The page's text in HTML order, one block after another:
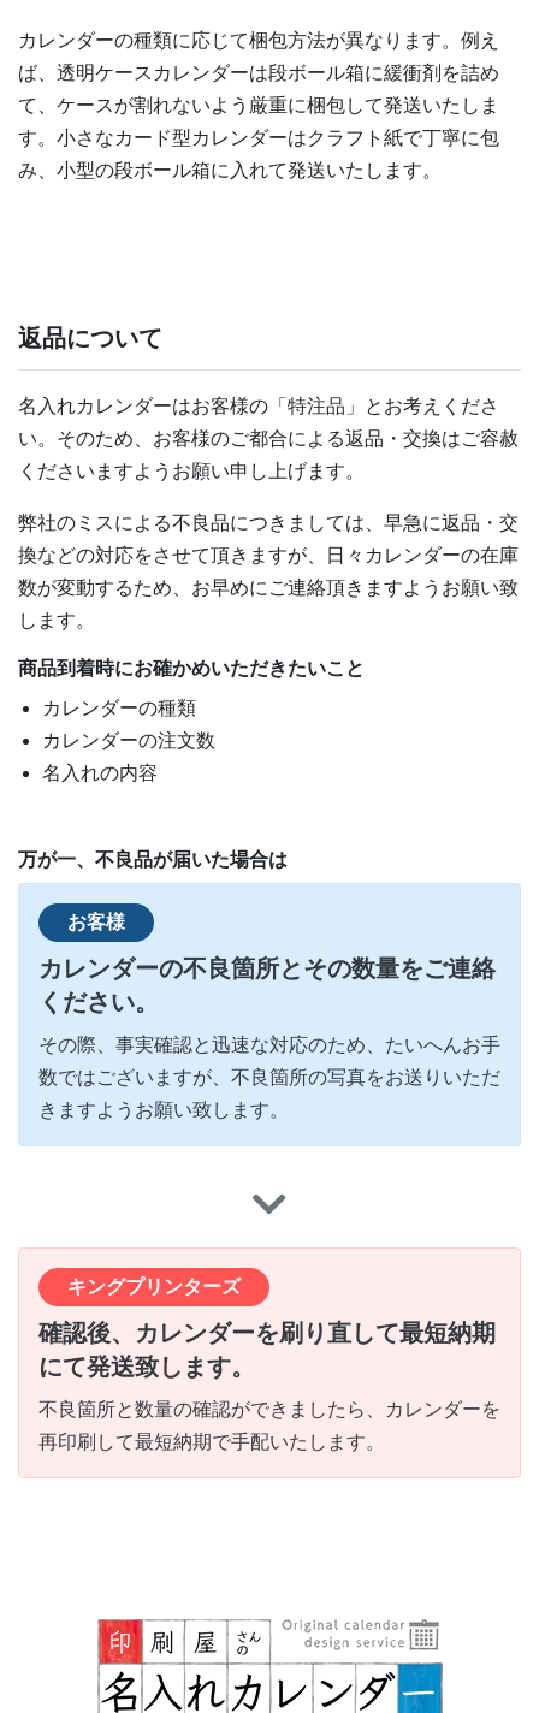
カレンダーの種類に応じて梱包方法が異なります。例え
ば、透明ケースカレンダーは段ボール箱に緩衝剤を詰め
て、ケースが割れないよう厳重に梱包して発送いたしま
す。小さなカード型カレンダーはクラフト紙で丁寧に包
み、小型の段ボール箱に入れて発送いたします。
返品について
名入れカレンダーはお客様の「特注品」とお考えくださ
い。そのため、お客様のご都合による返品・交換はご容赦
くださいますようお願い申し上げます。
弊社のミスによる不良品につきましては、早急に返品・交
換などの対応をさせて頂きますが、日々カレンダーの在庫
数が変動するため、お早めにご連絡頂きますようお願い致
します。
商品到着時にお確かめいただきたいこと
カレンダーの種類
カレンダーの注文数
名入れの内容
万が一、不良品が届いた場合は
お客様
カレンダーの不良箇所とその数量をご連絡
ください。
その際、事実確認と迅速な対応のため、たいへんお手
数ではございますが、不良箇所の写真をお送りいただ
きますようお願い致します。
キングプリンターズ
確認後、カレンダーを刷り直して最短納期
にて発送致します。
不良箇所と数量の確認ができましたら、カレンダーを
再印刷して最短納期で手配いたします。